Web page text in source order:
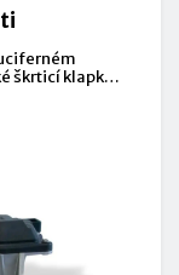
škrticí klapky a